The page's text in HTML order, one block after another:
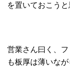
を置いておこうと
営業さん曰く、
も板厚は薄いな